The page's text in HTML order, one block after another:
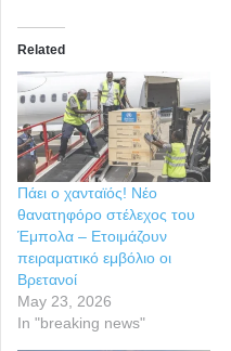
Related
Πάει ο χανταϊός! Νέο
θανατηφόρο στέλεχος του
Έμπολα – Ετοιμάζουν
πειραματικό εμβόλιο οι
Βρετανοί
May 23, 2026
In "breaking news"